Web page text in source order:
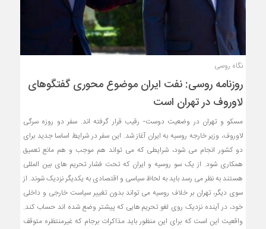
نگاه روسی
روزنامه روسی: نفت ایران موضوع محوری گفتگوهای
لاوروف در تهران است
مسکو و تهران در وضعیت دوست- رقیب قرار گرفته اند. سفر دو روزه سرگی
لاوروف، وزیر خارجه روسیه به ایران آغاز شد. این سفر در شرایط اساسا جدید برای
دو کشور انجام می شود، شرایطی که می تواند هم موجب و هم مانع تعمیق
همکاری شود. از یک سو روسیه و ایران که تحت فشار تحریم های بین المللی
هستند به نظر می رسد باید به لحاظ سیاسی و اقتصادی به یکدیگر نزدیک شوند. از
سوی دیگر، تهران بر خلاف روسیه می تواند بدون تغییر سیاست خارجی و داخلی
خود، در آینده نزدیک روی لغو تحریم هایی که پیشتر وضع شده اند حساب کند.
واقعیت این است که برای این منظور باید مذاکرات برجام که غیرمنتظره متوقف